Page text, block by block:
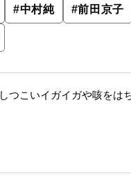
#中村純 #前田京子
しつこいイガイガや咳をは